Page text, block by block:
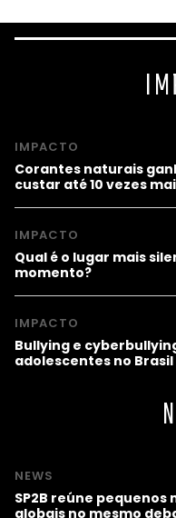
IMPACTO
Corantes naturais
custar até 10 vezes
IMPACTO
Qual é o lugar mais
momento?
IMPACTO
Bullying e
adolescentes no Brasil
NEWS
SP2B reúne pequenos
globais no mesmo